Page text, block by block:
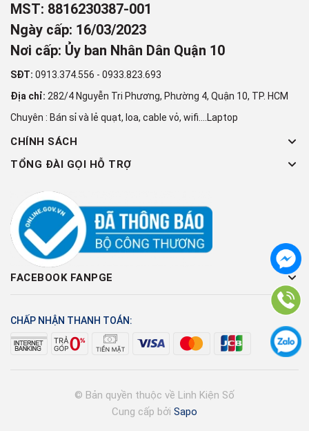
MST: 8816230387-001
Ngày cấp: 16/03/2023
Nơi cấp: Ủy ban Nhân Dân Quận 10
SĐT: 0913.374.556 - 0933.823.693
Địa chỉ: 282/4 Nguyễn Tri Phương, Phường 4, Quận 10, TP. HCM
Chuyên : Bán sỉ và lẻ quạt, loa, cable vỏ, wifi....Laptop
CHÍNH SÁCH
TỔNG ĐÀI GỌI HỖ TRỢ
FACEBOOK FANPGE
CHẤP NHẬN THANH TOÁN:
© Bản quyền thuộc về Linh Kiện Số
Cung cấp bởi Sapo